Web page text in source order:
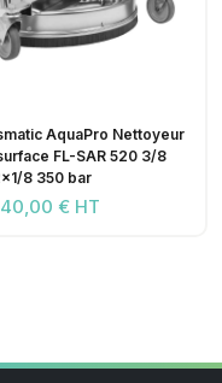
AquaPro Nettoyeur
FL-SAR 520 3/8
IG:2x1/8 350 bar
€ HT